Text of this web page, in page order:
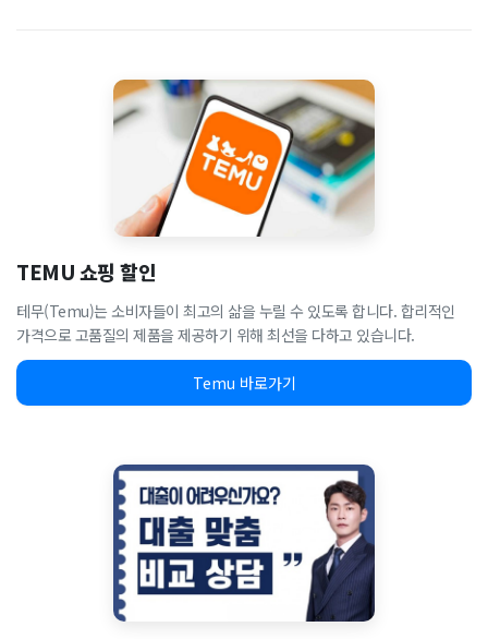
TEMU 쇼핑 할인
테무(Temu)는 소비자들이 최고의 삶을 누릴 수 있도록 합니다. 합리적인
가격으로 고품질의 제품을 제공하기 위해 최선을 다하고 있습니다.
Temu 바로가기